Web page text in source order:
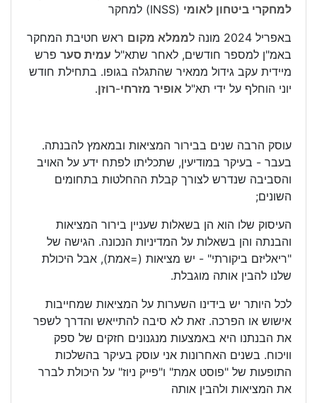
למחקרי ביטחון לאומי (INSS) למחקר
באפריל 2024 מונה ל
ממלא מקום ראש חטיבת המחקר
באמ"ן למספר חודשים, לאחר שתא"ל עמית סער פרש
מיידית עקב גידול ממאיר שהתגלה בגופו. בתחילת חודש
יוני הוחלף על ידי תא"ל אופיר מזרחי-רוזן.
עוסק הרבה שנים בבירור המציאות ובמאמץ להבנתה.
בעבר - בעיקר במודיעין, שתכליתו לפתח ידע על האויב
והסביבה שנדרש לצורך קבלת ההחלטות בתחומים
השונים;
העיסוק שלו הוא הן בשאלות שעניין בירור המציאות
והבנתה והן בשאלות על המדיניות הנכונה. הגישה של
"ריאליזם ביקורתי" - יש מציאות (=אמת), אבל היכולת
שלנו להבין אותה מוגבלת.
לכל היותר יש בידינו השערות על המציאות שמחייבות
אישוש או הפרכה. זאת לא סיבה להתייאש והדרך לשפר
את הבנתנו היא באמצעות מנגנונים חזקים של ספק
וויכוח. בשנים האחרונות אני עוסק בעיקר בהשלכות
התופעות של "פוסט אמת" ו"פייק ניוז" על היכולת לברר
את המציאות ולהבין אותה